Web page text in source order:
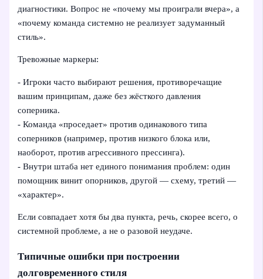
диагностики. Вопрос не «почему мы проиграли вчера», а
«почему команда системно не реализует задуманный
стиль».
Тревожные маркеры:
- Игроки часто выбирают решения, противоречащие
вашим принципам, даже без жёсткого давления
соперника.
- Команда «проседает» против одинакового типа
соперников (например, против низкого блока или,
наоборот, против агрессивного прессинга).
- Внутри штаба нет единого понимания проблем: один
помощник винит опорников, другой — схему, третий —
«характер».
Если совпадает хотя бы два пункта, речь, скорее всего, о
системной проблеме, а не о разовой неудаче.
Типичные ошибки при построении
долговременного стиля